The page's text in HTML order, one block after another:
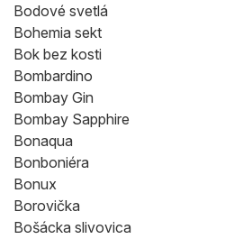
Bodové svetlá
Bohemia sekt
Bok bez kosti
Bombardino
Bombay Gin
Bombay Sapphire
Bonaqua
Bonboniéra
Bonux
Borovička
Bošácka slivovica